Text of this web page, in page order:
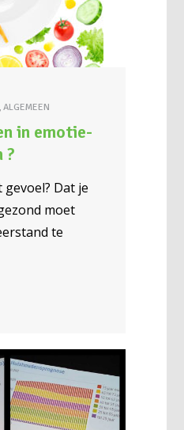
ALGEMEEN
in emotie-
?
Dat je
moet
te